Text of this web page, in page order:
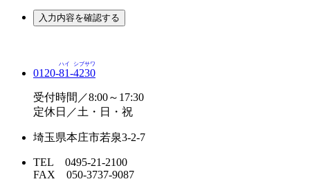
入力内容を確認する
0120-81
ハイ
-4230
シブサワ
受付時間／8:00～17:30
定休日／土・日・祝
埼玉県本庄市若泉3-2-7
TEL 0495-21-2100
FAX 050-3737-9087